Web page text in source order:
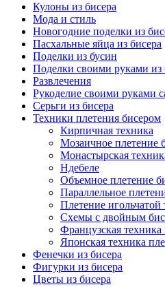
Кулоны из бисера
Мода и стиль
Новогодние поделки из
Пасхальные яйца из бисера
Поделки из бусин
Поделки своими руками из
Развлечения
Рукоделие своими руками
Серьги из бисера
Техники плетения бисером
Кирпичная техника
Мозаичное плетение
Монастырская
Ндебеле
Объемное плетение
Параллельное
Плетение игольчатой
Схемы с двойным
Французская
Японская техника
Фенечки из бисера
Фигурки из бисера
Цветы из бисера